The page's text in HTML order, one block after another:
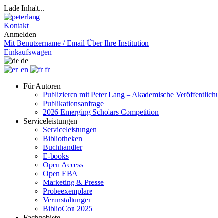
Lade Inhalt...
Kontakt
Anmelden
Mit Benutzername / Email Über Ihre Institution
Einkaufswagen
de
en
fr
Für Autoren
Publizieren mit Peter Lang – Akademische
Publikationsanfrage
2026 Emerging Scholars Competition
Serviceleistungen
Serviceleistungen
Bibliotheken
Buchhändler
E-books
Open Access
Open EBA
Marketing & Presse
Probeexemplare
Veranstaltungen
BiblioCon 2025